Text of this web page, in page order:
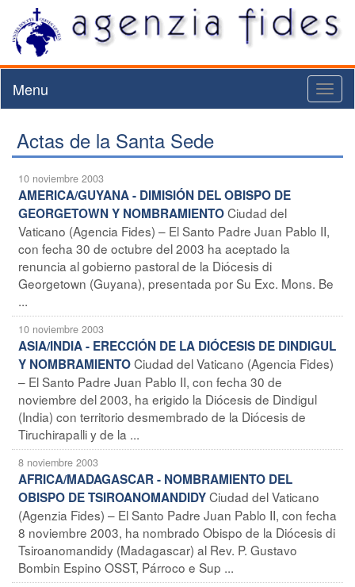
Menu
Actas de la Santa Sede
10 noviembre 2003
AMERICA/GUYANA - DIMISIÓN DEL OBISPO DE
GEORGETOWN Y NOMBRAMIENTOCiudad del
Vaticano (Agencia Fides) – El Santo Padre Juan Pablo II,
con fecha 30 de octubre del 2003 ha aceptado la
renuncia al gobierno pastoral de la Diócesis di
Georgetown (Guyana), presentada por Su Exc. Mons. Be
...
10 noviembre 2003
ASIA/INDIA - ERECCIÓN DE LA DIÓCESIS DE DINDIGUL
Y NOMBRAMIENTOCiudad del Vaticano (Agencia Fides)
– El Santo Padre Juan Pablo II, con fecha 30 de
noviembre del 2003, ha erigido la Diócesis de Dindigul
(India) con territorio desmembrado de la Diócesis de
Tiruchirapalli y de la ...
8 noviembre 2003
AFRICA/MADAGASCAR - NOMBRAMIENTO DEL
OBISPO DE TSIROANOMANDIDYCiudad del Vaticano
(Agenzia Fides) – El Santo Padre Juan Pablo II, con fecha
8 noviembre 2003, ha nombrado Obispo de la Diócesis di
Tsiroanomandidy (Madagascar) al Rev. P. Gustavo
Bombin Espino OSST, Párroco e Sup ...